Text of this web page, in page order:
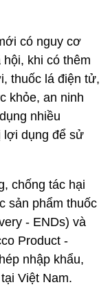
có nguy cơ
khi có thêm
thuốc lá điện tử,
khỏe, an ninh
nhiều
lợi dụng để sử
chống tác hại
sản phẩm thuốc
- ENDs) và
Product -
nhập khẩu,
Việt Nam.